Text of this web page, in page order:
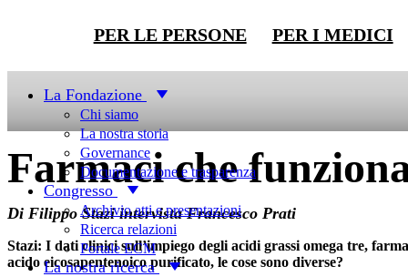
PER LE PERSONE PER I MEDICI
La Fondazione
Chi siamo
La nostra storia
Governance
Documentazione e trasparenza
Congresso
Archivio atti e presentazioni
Ricerca relazioni
Portale ECM
La nostra ricerca
Top News
Farmaci che
Di Filippo Stazi intervista Francesco Prati
Stazi: I dati clinici sull’impiego degli acidi grassi omega tre,
acido eicosapentenoico purificato, le cose sono diverse?